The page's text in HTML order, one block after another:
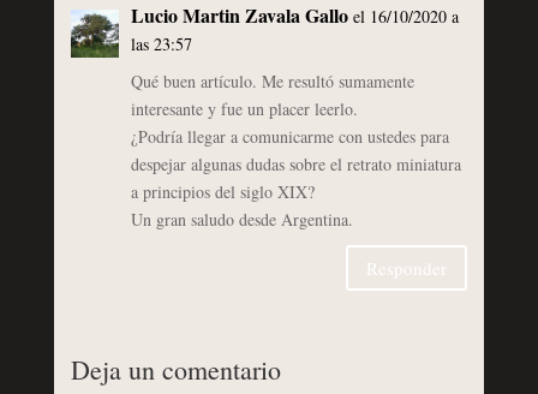
Lucio Martin Zavala Gallo el 16/10/2020 a
las 23:57
Qué buen artículo. Me resultó sumamente
interesante y fue un placer leerlo.
¿Podría llegar a comunicarme con ustedes para
despejar algunas dudas sobre el retrato miniatura
a principios del siglo XIX?
Un gran saludo desde Argentina.
Responder
Deja un comentario